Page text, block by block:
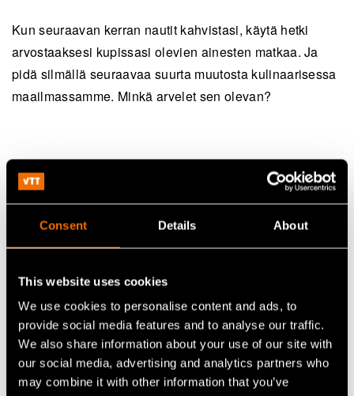
Consent Details About
This website uses cookies
We use cookies to personalise content and ads, to
provide social media features and to analyse our traffic.
We also share information about your use of our site with
our social media, advertising and analytics partners who
may combine it with other information that you’ve
Kun seuraavan kerran nautit kahvistasi, käytä hetki
arvostaaksesi kupissasi olevien ainesten matkaa. Ja
pidä silmällä seuraavaa suurta muutosta kulinaarisessa
maailmassamme. Minkä arvelet sen olevan?
Jatka lukemista
Palvelu: Ruoka- ja juomaratkaisut
White paper: Kestävää kasvua solumaatalouden
arvoketjuista: Toimenpidesuunnitelma Suomelle
Asiakastarina: Hartwallin tulevaisuustutka tunnistaa
organisaation puutteet ja mahdollistaa ennakoivat
toimenpiteet